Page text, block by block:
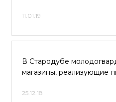
11.01.19
В Стародубе
магазины, реализующие
25.12.18